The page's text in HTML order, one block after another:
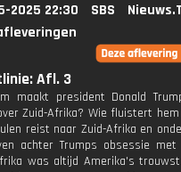
2025 22:30 SBS
Afl. 3
maakt president Donald
Zuid-Afrika? Wie fluistert
reist naar Zuid-Afrika en
achter Trumps obsessie
was altijd Amerika's